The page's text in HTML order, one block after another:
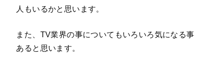
人もいるかと思います。
また、TV業界の事についてもいろいろ気になる事
あると思います。